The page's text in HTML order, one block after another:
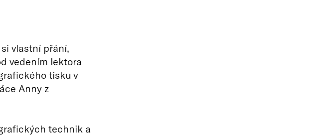
vlastní přání,
vedením lektora
tisku v
Anny z
technik a